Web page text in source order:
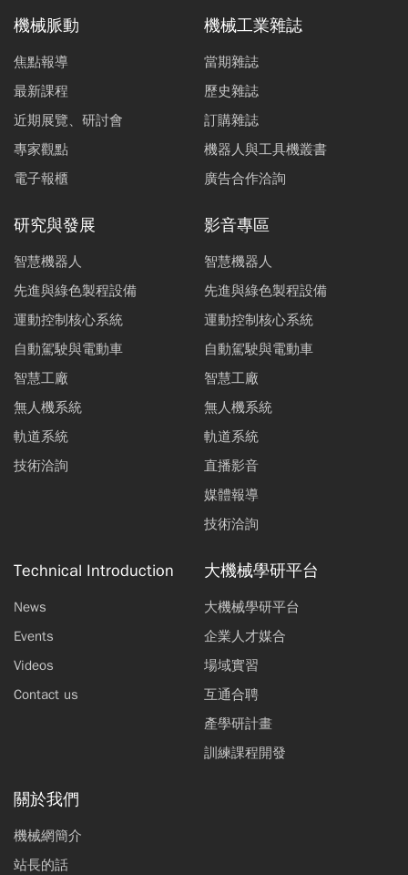
機械脈動
焦點報導
最新課程
近期展覽、研討會
專家觀點
電子報櫃
機械工業雜誌
當期雜誌
歷史雜誌
訂購雜誌
機器人與工具機叢書
廣告合作洽詢
研究與發展
智慧機器人
先進與綠色製程設備
運動控制核心系統
自動駕駛與電動車
智慧工廠
無人機系統
軌道系統
技術洽詢
影音專區
智慧機器人
先進與綠色製程設備
運動控制核心系統
自動駕駛與電動車
智慧工廠
無人機系統
軌道系統
直播影音
媒體報導
技術洽詢
Technical Introduction
News
Events
Videos
Contact us
大機械學研平台
大機械學研平台
企業人才媒合
場域實習
互通合聘
產學研計畫
訓練課程開發
關於我們
機械網簡介
站長的話